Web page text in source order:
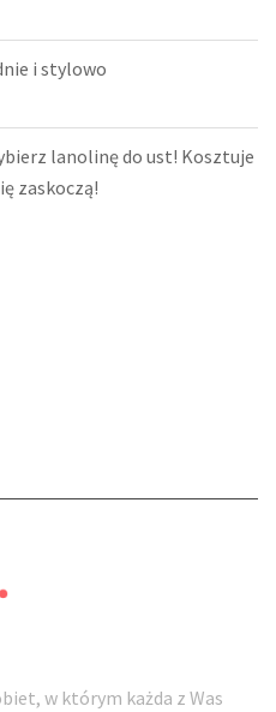
i stylowo
lanolinę do ust! Kosztuje
zaskoczą!
w którym każda z Was